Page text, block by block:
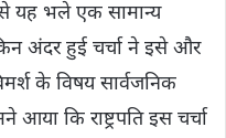
से यह भले एक सामान्य
अंदर हुई चर्चा ने इसे और
के विषय सार्वजनिक
कि राष्ट्रपति इस चर्चा